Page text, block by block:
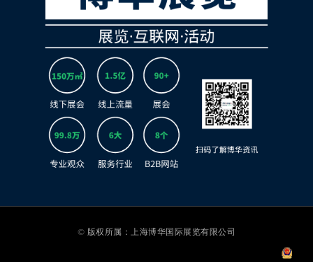
© 版权所属：上海博华国际展览有限公司